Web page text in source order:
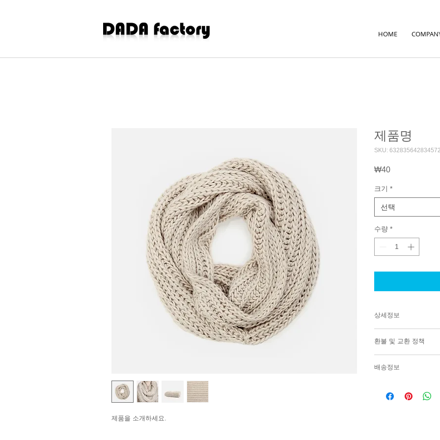
HOME
제품을 소개하세요.
제품명
SKU: 632835642834572
₩40가
크기 *
선택
수량 *
상세정보
리방법 등 친절하고
어줍니다. 제품의 어
지 우선순위를 잘 생
환불 및 교환 정책
품 정보를 제공하세
배송정보
한 설명은 소비자들